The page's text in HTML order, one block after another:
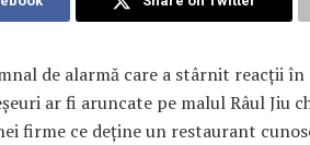
de alarmă care a stârnit reacții în
ar fi aruncate pe malul Râul Jiu
firme ce deține un restaurant